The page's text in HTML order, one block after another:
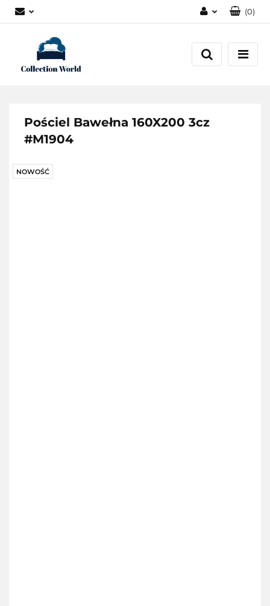
Zarejestruj się
(0)
Pościel Bawełna 160X200 3cz
#M1904
NOWOŚĆ